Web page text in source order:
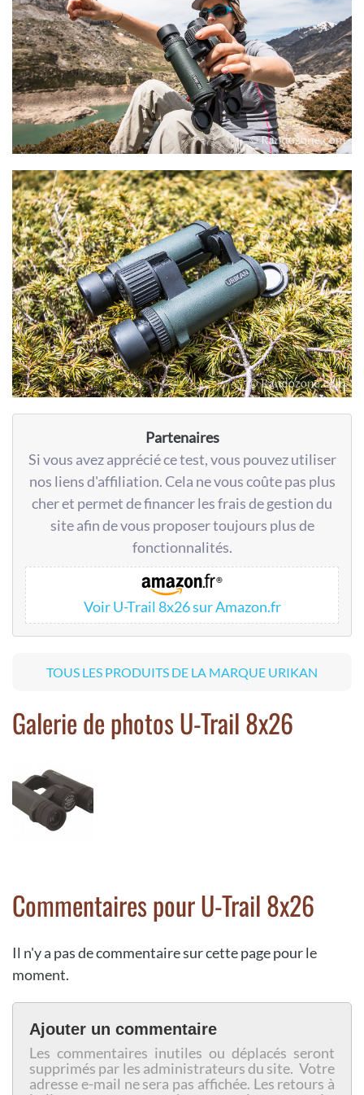
Partenaires
Si vous avez apprécié ce test, vous pouvez utiliser
nos liens d'affiliation. Cela ne vous coûte pas plus
cher et permet de financer les frais de gestion du
site afin de vous proposer toujours plus de
fonctionnalités.
Voir U-Trail 8x26 sur Amazon.fr
TOUS LES PRODUITS DE LA MARQUE URIKAN
Galerie de photos U-Trail 8x26
Commentaires pour U-Trail 8x26
Il n'y a pas de commentaire sur cette page pour le
moment.
Ajouter un commentaire
Les commentaires inutiles ou déplacés seront
supprimés par les administrateurs du site. Votre
adresse e-mail ne sera pas affichée. Les retours à